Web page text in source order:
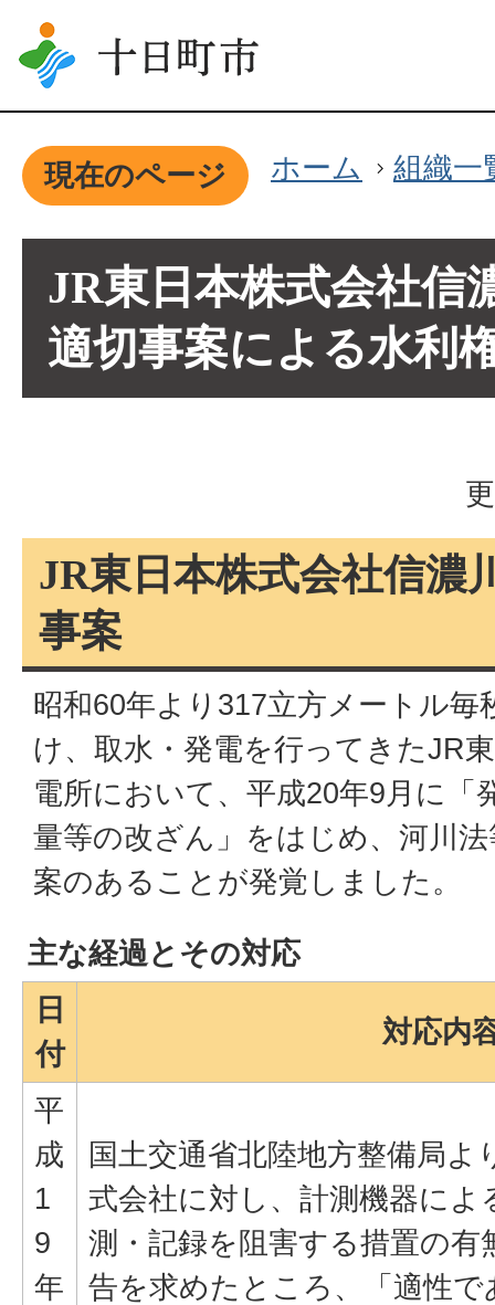
現在のページ ホーム 組織一
JR東日本株式会社信
適切事案による水利
JR東日本株式会社信濃
事案
昭和60年より317立方メートル毎
け、取水・発電を行ってきたJR
電所において、平成20年9月に「
量等の改ざん」をはじめ、河川
案のあることが発覚しました。
主な経過とその対応
日
付
対応内
平
成
1
9
年
国土交通省北陸地方整備局よ
式会社に対し、計測機器によ
測・記録を阻害する措置の有
告を求めたところ、「適性